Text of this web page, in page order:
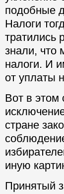
подобные
Налоги
тратились
знали, что
налоги. И
от уплаты
Вот в этом
стране
иную
Принятый